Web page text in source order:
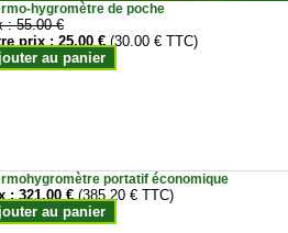
hygromètre de poche
:55.00 €
prix :25.00 € (30.00 € TTC)
au panier
portatif économique
:321.00 € (385.20 € TTC)
au panier